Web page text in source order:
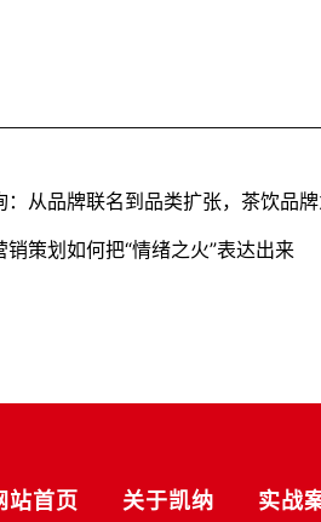
从品牌联名到品类扩张，茶饮品牌
策划如何把“情绪之火”表达出来
站首页 关于凯纳 实战